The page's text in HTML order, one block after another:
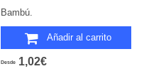
Bambú.
Añadir al carrito
Desde 1,02€